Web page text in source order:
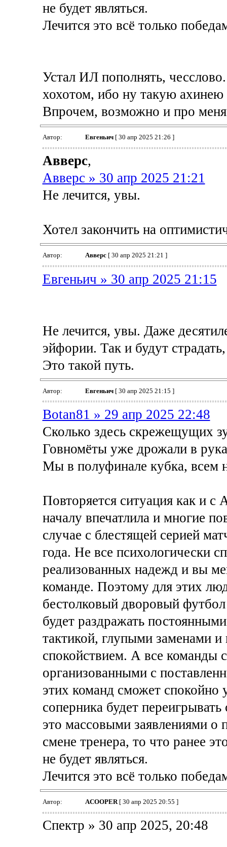
не будет являться.
Лечится это всё только
Устал ИЛ пополнять,
хохотом, ибо ну такую
Впрочем, возможно и про
Автор: Евгеньич[ 30 апр 2025 21:26 ]
Авверс,
Авверс » 30 апр 2025 21:21
Не лечится, увы.
Хотел закончить на
Автор: Авверс[ 30 апр 2025 21:21 ]
Евгеньич » 30 апр 2025 21:15
Не лечится, увы. Даже
эйфории. Так и будут
Это такой путь.
Автор: Евгеньич[ 30 апр 2025 21:15 ]
Botan81 » 29 апр 2025 22:48
Сколько здесь скрежещущих
Говномёты уже дрожали в
Мы в полуфинале кубка, всем
Повторяется ситуация как и
началу впечатлила и многие
случае с блестящей серией
года. Не все психологически
реализованных надежд и вы
команде. Поэтому для этих
бестолковый дворовый
будет раздражать
тактикой, глупыми заменами
спокойствием. А все команды
организованными с
этих команд сможет спокойно
соперника будет
это массовыми заявлениями о
смене тренера, то что ранее
не будет являться.
Лечится это всё только
Автор: ACOOPER[ 30 апр 2025 20:55 ]
Спектр » 30 апр 2025, 20:48